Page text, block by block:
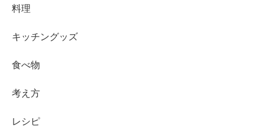
料理
キッチングッズ
食べ物
考え方
レシピ